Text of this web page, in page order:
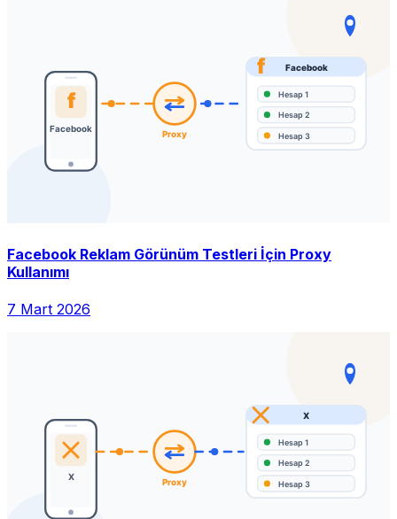
Facebook Reklam Görünüm Testleri İçin Proxy
Kullanımı
7 Mart 2026